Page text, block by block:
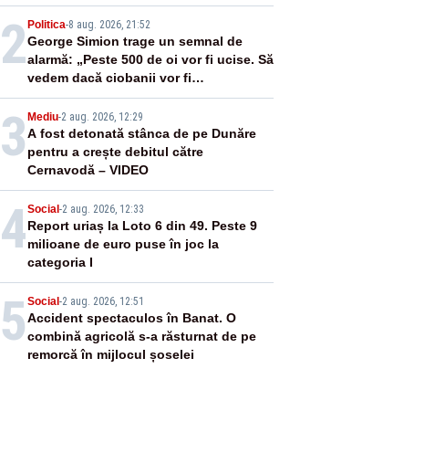
2 Politica-8 aug. 2026, 21:52
George Simion trage un semnal de
alarmă: „Peste 500 de oi vor fi ucise. Să
vedem dacă ciobanii vor fi
despăgubiți”
3 Mediu-2 aug. 2026, 12:29
A fost detonată stânca de pe Dunăre
pentru a crește debitul către
Cernavodă – VIDEO
4Social -2 aug. 2026, 12:33
Report uriaș la Loto 6 din 49. Peste 9
milioane de euro puse în joc la
categoria I
5 Social -2 aug. 2026, 12:51
Accident spectaculos în Banat. O
combină agricolă s-a răsturnat de pe
remorcă în mijlocul șoselei